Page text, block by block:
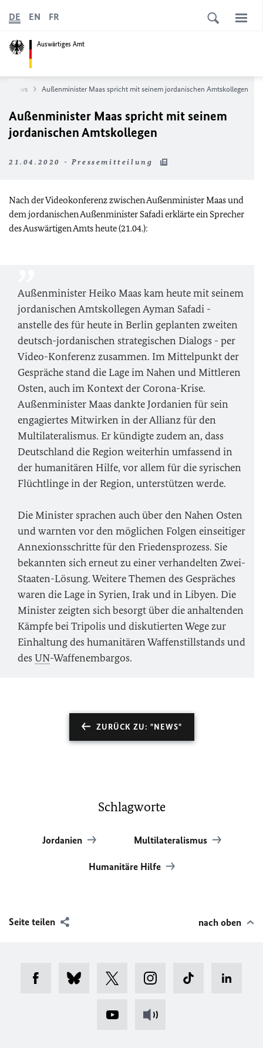
Auswärtiges Amt
DE EN FR
News Außenminister Maas spricht mit seinem jordanischen Amtskollegen
Außenminister Maas spricht mit seinem
jordanischen Amtskollegen
21.04.2020 - Pressemitteilung
Nach der Videokonferenz zwischen Außenminister Maas und
dem jordanischen Außenminister Safadi erklärte ein Sprecher
des Auswärtigen Amts heute (21.04.):
Außenminister Heiko Maas kam heute mit seinem
jordanischen Amtskollegen Ayman Safadi -
anstelle des für heute in Berlin geplanten zweiten
deutsch-jordanischen strategischen Dialogs - per
Video-Konferenz zusammen. Im Mittelpunkt der
Gespräche stand die Lage im Nahen und Mittleren
Osten, auch im Kontext der Corona-Krise.
Außenminister Maas dankte Jordanien für sein
engagiertes Mitwirken in der Allianz für den
Multilateralismus. Er kündigte zudem an, dass
Deutschland die Region weiterhin umfassend in
der humanitären Hilfe, vor allem für die syrischen
Flüchtlinge in der Region, unterstützen werde.
Die Minister sprachen auch über den Nahen Osten
und warnten vor den möglichen Folgen einseitiger
Annexionsschritte für den Friedensprozess. Sie
bekannten sich erneut zu einer verhandelten Zwei-
Staaten-Lösung. Weitere Themen des Gespräches
waren die Lage in Syrien, Irak und in Libyen. Die
Minister zeigten sich besorgt über die anhaltenden
Kämpfe bei Tripolis und diskutierten Wege zur
Einhaltung des humanitären Waffenstillstands und
desUN-Waffenembargos.
ZURÜCK ZU: "NEWS"
Schlagworte
Jordanien Multilateralismus
Humanitäre Hilfe
Seite teilen nach oben